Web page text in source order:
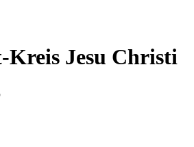
Jesu Christi